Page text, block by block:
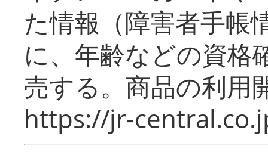
た情報（障害者手帳
に、年齢などの資格
売する。商品の利用
https://jr-